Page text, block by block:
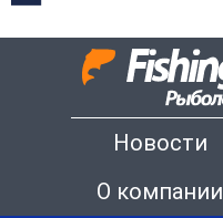
Новости
О компании